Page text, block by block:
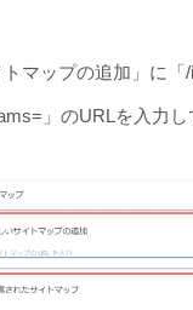
マップの追加」に「
」のURLを入力し